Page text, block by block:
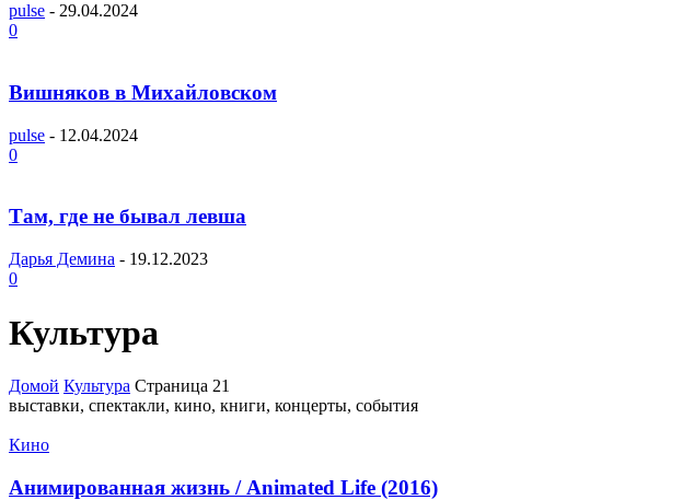
pulse - 29.04.2024
0
Вишняков в Михайловском
pulse - 12.04.2024
0
Там, где не бывал левша
Дарья Демина - 19.12.2023
0
Культура
Домой Культура Страница 21
выставки, спектакли, кино, книги, концерты, события
Кино
Анимированная жизнь / Animated Life (2016)